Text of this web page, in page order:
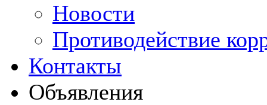
Новости
Противодействие
Контакты
Объявления